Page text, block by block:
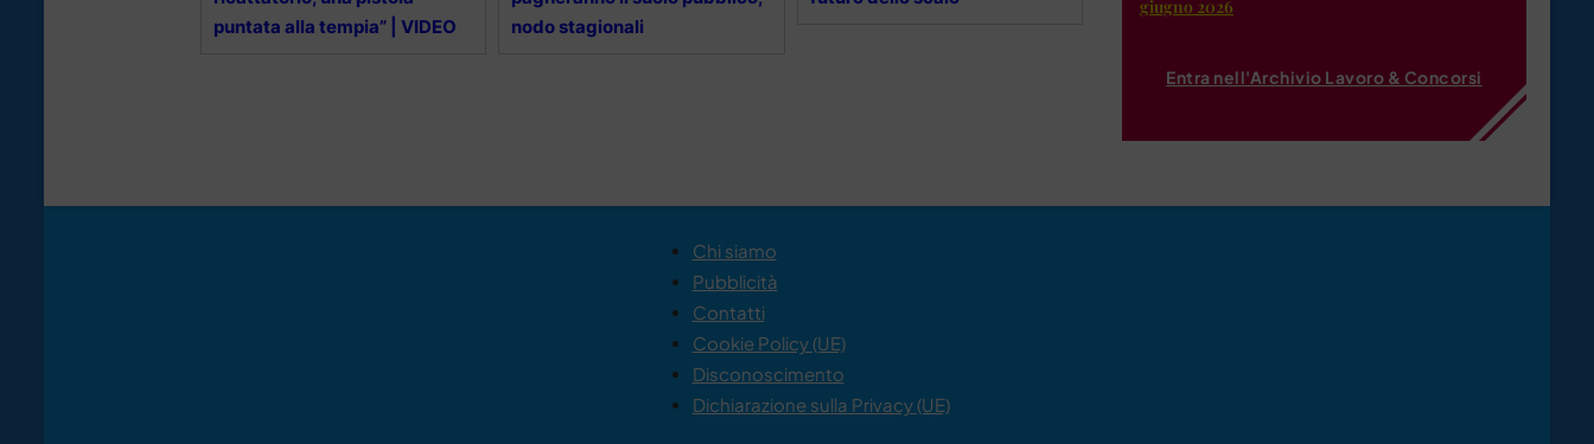
puntata alla tempia” | VIDEO
nodo stagionali
giugno 2026
Entra nell'Archivio Lavoro & Concorsi
Chi siamo
Pubblicità
Contatti
Cookie Policy (UE)
Disconoscimento
Dichiarazione sulla Privacy (UE)